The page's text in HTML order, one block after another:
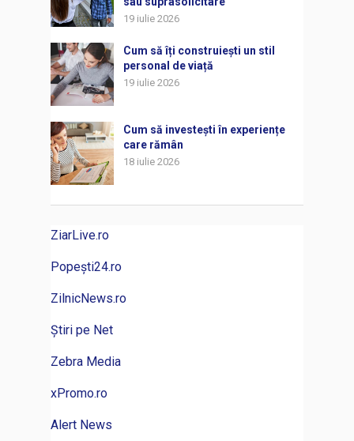
19 iulie 2026
Cum să îți construiești un stil
personal de viață
19 iulie 2026
Cum să investești în experiențe
care rămân
18 iulie 2026
ZiarLive.ro
Popești24.ro
ZilnicNews.ro
Știri pe Net
Zebra Media
xPromo.ro
Alert News